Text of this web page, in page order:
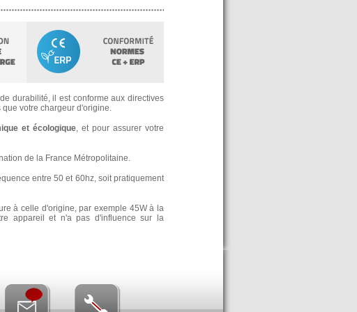
durabilité, il est conforme aux directives
votre chargeur d'origine.
et écologique, et pour assurer votre
de la France Métropolitaine.
entre 50 et 60hz, soit pratiquement
à celle d'origine, par exemple 45W à la
appareil et n'a pas d'influence sur la